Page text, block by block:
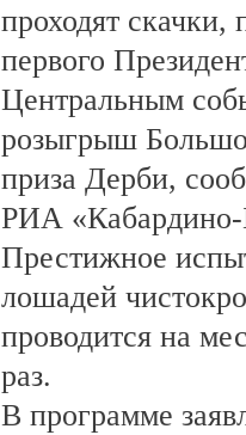
проходят
первого
Центральным
розыгрыш
приза Дерби,
РИА «Кабардино-
Престижное
лошадей
проводится на
раз.
В программе